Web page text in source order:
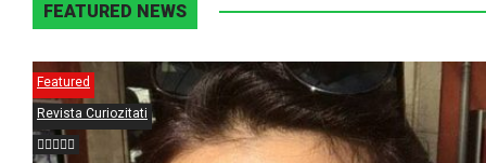
FEATURED NEWS
Featured
Revista Curiozitati